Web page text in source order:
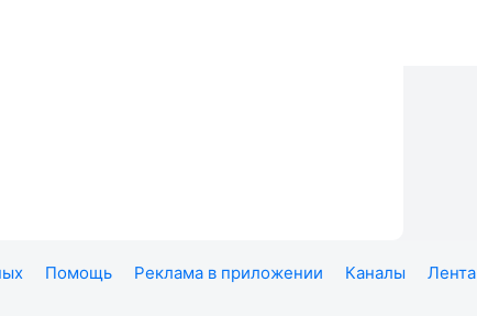
Помощь Реклама в приложении Каналы Лента